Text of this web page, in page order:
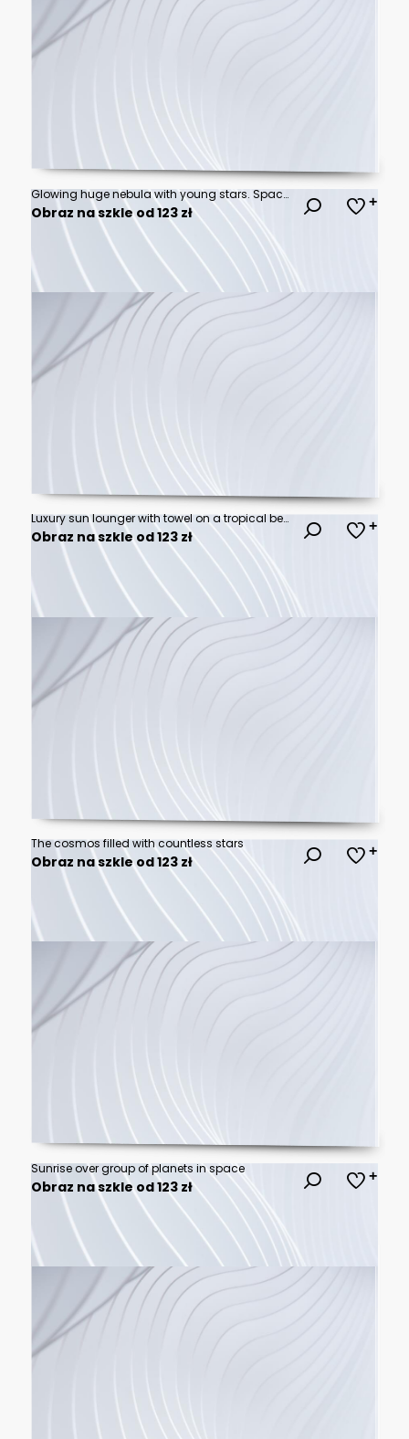
Glowing huge nebula with young stars. Space background
Obraz na szkle od 123 zł
Luxury sun lounger with towel on a tropical beach. Summer vacation, seaside relaxation, travel destination, beach resort, ocean escape, and holiday tourism concept. Summer background
Obraz na szkle od 123 zł
The cosmos filled with countless stars
Obraz na szkle od 123 zł
Sunrise over group of planets in space
Obraz na szkle od 123 zł